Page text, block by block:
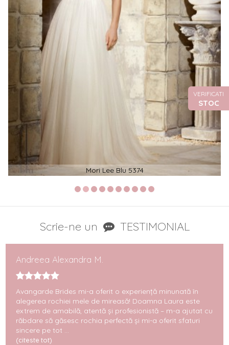
Mori Lee Blu 5374
Scrie-ne un TESTIMONIAL
Andreea Alexandra M.
Avangarde Brides mi-a oferit o experiență minunată în
alegerea rochiei mele de mireasă! Doamna Laura este
extrem de amabilă, atentă și profesionistă – m-a ajutat cu
răbdare să găsesc rochia perfectă și mi-a oferit sfaturi
sincere pe tot ...
(citeste tot)
VERIFICATI
STOC